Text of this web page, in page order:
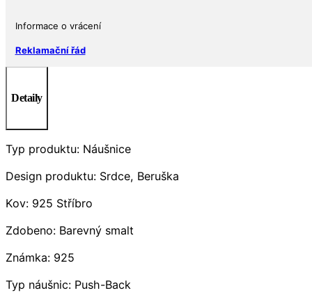
Informace o vrácení
Reklamační řád
Detaily
Typ produktu: Náušnice
Design produktu: Srdce, Beruška
Kov: 925 Stříbro
Zdobeno: Barevný smalt
Známka: 925
Typ náušnic: Push-Back